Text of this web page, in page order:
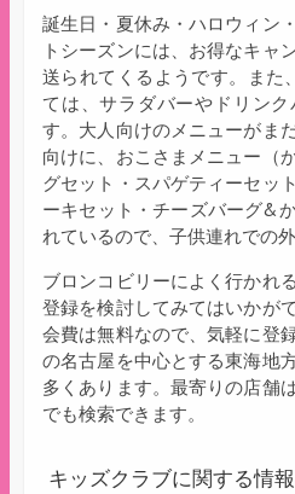
誕生日・夏休み・ハロウィン
トシーズンには、お得なキャ
送られてくるようです。また
ては、サラダバーやドリン
す。大人向けのメニューがま
向けに、おこさまメニュー（
グセット・スパゲティーセッ
ーキセット・チーズバーグ&
れているので、子供連れでの
ブロンコビリーによく行かれ
登録を検討してみてはいかが
会費は無料なので、気軽に登
の名古屋を中心とする東海地
多くあります。最寄りの店舗
でも検索できます。
キッズクラブに関する情